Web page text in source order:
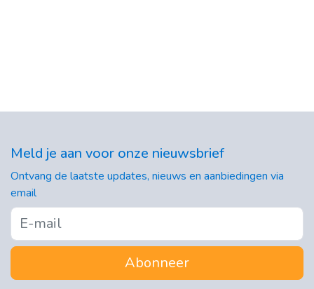
Meld je aan voor onze nieuwsbrief
Ontvang de laatste updates, nieuws en aanbiedingen via
email
Abonneer